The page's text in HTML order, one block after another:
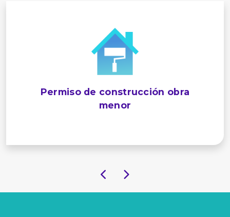
Permiso de construcción obra
menor